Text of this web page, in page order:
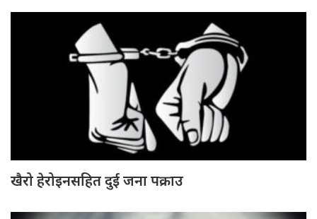
खैरो हेरोइनसहित दुई जना पक्राउ